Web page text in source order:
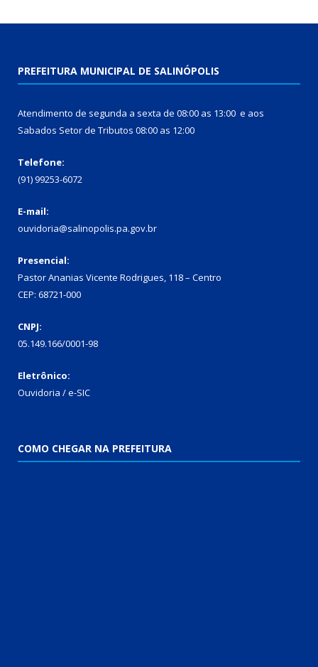
PREFEITURA MUNICIPAL DE SALINÓPOLIS
Atendimento de segunda a sexta de 08:00 as 13:00 e aos
Sabados Setor de Tributos 08:00 as 12:00
Telefone:
(91) 99253-6072
E-mail:
ouvidoria@salinopolis.pa.gov.br
Presencial:
Pastor Ananias Vicente Rodrigues, 118 – Centro
CEP: 68721-000
CNPJ:
05.149.166/0001-98
Eletrônico:
Ouvidoria / e-SIC
COMO CHEGAR NA PREFEITURA